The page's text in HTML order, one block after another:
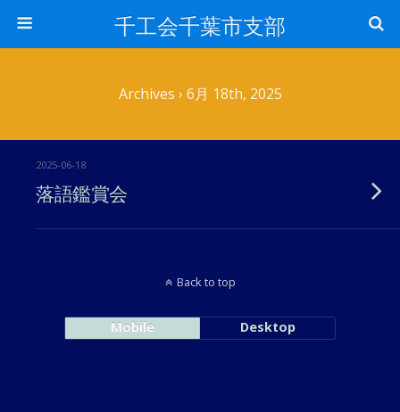
千工会千葉市支部
Archives › 6月 18th, 2025
2025-06-18
落語鑑賞会
Back to top
Mobile Desktop